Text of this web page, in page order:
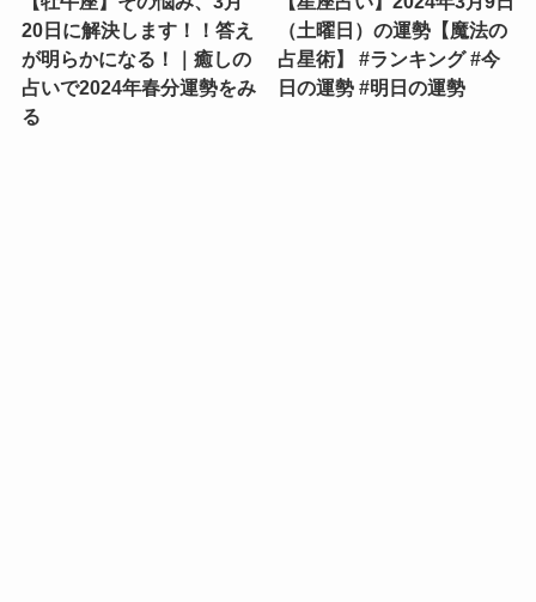
20日に解決します！！答え
が明らかになる！｜癒しの
占いで2024年春分運勢をみ
る
（土曜日）の運勢【魔法の
占星術】 #ランキング #今
日の運勢 #明日の運勢